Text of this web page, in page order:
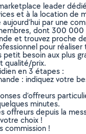
leader
et à la location de
par une
dont 300 000
et trouvez proche
pour
petit besoin aux plus
qualité/prix.
en 3 étapes :
: indiquez votre
d’offreurs
minutes.
offreurs depuis la
choix !
commission !